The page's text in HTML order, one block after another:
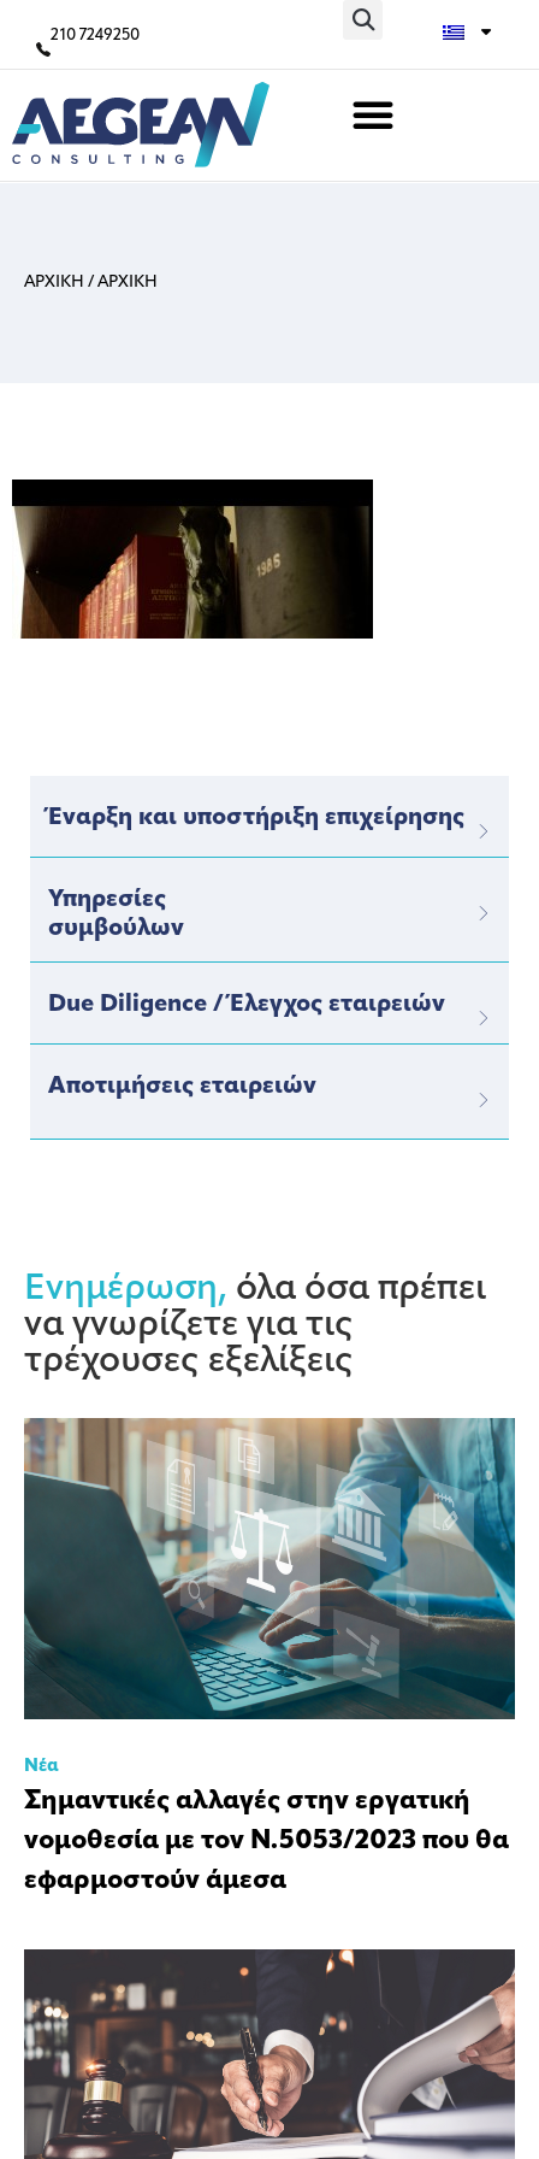
210 7249250
ΑΡΧΙΚΗ / ΑΡΧΙΚΗ
Έναρξη και υποστήριξη επιχείρησης
Υπηρεσίες
συμβούλων
Due Diligence / Έλεγχος εταιρειών
Αποτιμήσεις εταιρειών
Ενημέρωση, όλα όσα πρέπει
να γνωρίζετε για τις
τρέχουσες εξελίξεις
Νέα
Σημαντικές αλλαγές στην εργατική
νομοθεσία με τον Ν.5053/2023 που θα
εφαρμοστούν άμεσα